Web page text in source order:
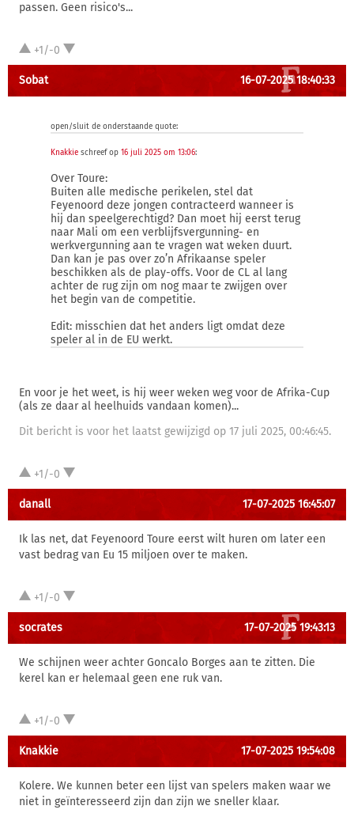
passen. Geen risico's...
+1/-0
Sobat 16-07-2025 18:40:33
open/sluit de onderstaande quote:
Knakkie schreef op 16 juli 2025 om 13:06:
Over Toure:
Buiten alle medische perikelen, stel dat
Feyenoord deze jongen contracteerd wanneer is
hij dan speelgerechtigd? Dan moet hij eerst terug
naar Mali om een verblijfsvergunning- en
werkvergunning aan te vragen wat weken duurt.
Dan kan je pas over zo’n Afrikaanse speler
beschikken als de play-offs. Voor de CL al lang
achter de rug zijn om nog maar te zwijgen over
het begin van de competitie.
Edit: misschien dat het anders ligt omdat deze
speler al in de EU werkt.
En voor je het weet, is hij weer weken weg voor de Afrika-Cup
(als ze daar al heelhuids vandaan komen)...
Dit bericht is voor het laatst gewijzigd op 17 juli 2025, 00:46:45.
+1/-0
danall 17-07-2025 16:45:07
Ik las net, dat Feyenoord Toure eerst wilt huren om later een
vast bedrag van Eu 15 miljoen over te maken.
+1/-0
socrates 17-07-2025 19:43:13
We schijnen weer achter Goncalo Borges aan te zitten. Die
kerel kan er helemaal geen ene ruk van.
+1/-0
Knakkie 17-07-2025 19:54:08
Kolere. We kunnen beter een lijst van spelers maken waar we
niet in geïnteresseerd zijn dan zijn we sneller klaar.